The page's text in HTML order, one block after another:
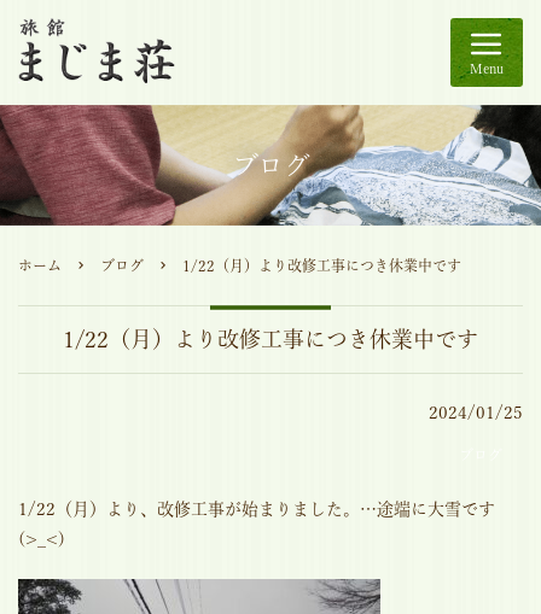
Menu
ブログ
ホーム ブログ 1/22（月）より改修工事につき休業中です
1/22（月）より改修工事につき休業中です
2024/01/25
1/22（月）より、改修工事が始まりました。…途端に大雪です
(>_<)